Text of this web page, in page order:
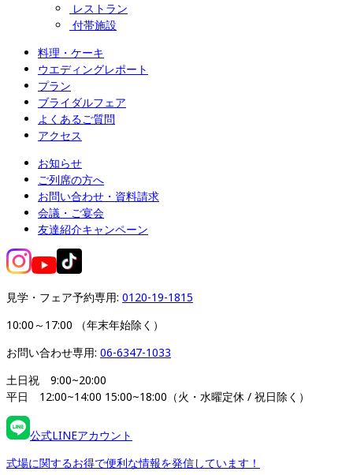
レストラン
付帯施設
料理・ケーキ
ウエディングレポート
プラン
ブライダルフェア
よくあるご質問
アクセス
お知らせ
ご列席の方へ
お問い合わせ・資料請求
会議・ご宴会
友達紹介キャンペーン
見学・フェア予約専用: 0120-19-1815
10:00～17:00 （年末年始除く）
お問い合わせ専用: 06-6347-1033
土日祝　9:00~20:00
平日　12:00~14:00 15:00~18:00（火・水曜定休 / 祝日除く）
公式LINEアカウント
式場に関するお得で便利な情報を発信しています！